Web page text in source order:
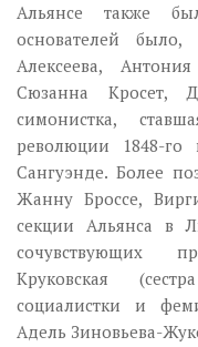
Альянсе также
основателей
Алексеева,
Сюзанна Кросет,
симонистка,
революции 1848-
Сангуэнде. Более
Жанну Броссе,
секции Альянса в
сочувствующих
Круковская
социалистки и
Адель Зиновьева-